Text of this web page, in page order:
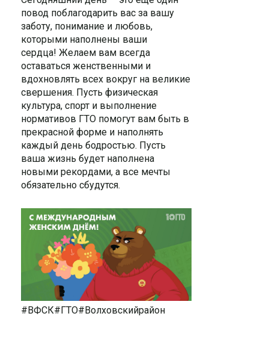
повод поблагодарить вас за вашу
заботу, понимание и любовь,
которыми наполнены ваши
сердца! Желаем вам всегда
оставаться женственными и
вдохновлять всех вокруг на великие
свершения. Пусть физическая
культура, спорт и выполнение
нормативов ГТО помогут вам быть в
прекрасной форме и наполнять
каждый день бодростью. Пусть
ваша жизнь будет наполнена
новыми рекордами, а все мечты
обязательно сбудутся.
#ВФСК#ГТО#Волховскийрайон